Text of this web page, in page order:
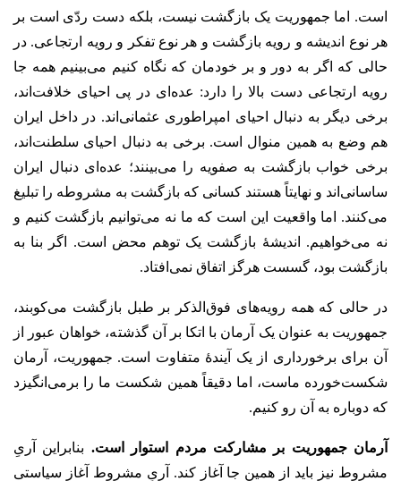
است. اما جمهوریت یک بازگشت نیست، بلکه دست ردّی است بر
هر نوع اندیشه و رویه بازگشت و هر نوع تفکر و رویه ارتجاعی. در
حالی که اگر به دور و بر خودمان که نگاه کنیم می‌بینیم همه جا
رویه ارتجاعی دست بالا را دارد: عده‌ای در پی احیای خلافت‌اند،
برخی دیگر به دنبال احیای امپراطوری عثمانی‌اند. در داخل ایران
هم وضع به همین منوال است. برخی به دنبال احیای سلطنت‌اند،
برخی خواب بازگشت به صفویه را می‌بینند؛ عده‌ای دنبال ایران
ساسانی‌اند و نهایتاً هستند کسانی که بازگشت به مشروطه را تبلیغ
می‌کنند. اما واقعیت این است که ما نه می‌توانیم بازگشت کنیم و
نه می‌خواهیم. اندیشۀ بازگشت یک توهم محض است. اگر بنا به
بازگشت بود، گسست هرگز اتفاق نمی‌افتاد.
در حالی که همه رویه‌های فوق‌الذکر بر طبل بازگشت می‌کوبند،
جمهوریت به عنوان یک آرمان با اتکا بر آن گذشته، خواهان عبور از
آن برای برخورداری از یک آیندۀ متفاوت است. جمهوریت، آرمان
شکست‌خورده ماست، اما دقیقاً همین شکست ما را برمی‌انگیزد
که دوباره به آن رو کنیم.
آرمان جمهوریت بر مشارکت مردم استوار است. بنابراین آریِ
مشروط نیز باید از همین جا آغاز کند. آریِ مشروط آغاز سیاستی